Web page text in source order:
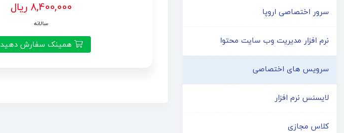
سرور اختصاصی اروپا
نرم افزار مدیریت وب سایت محتوا
سرویس های اختصاصی
لایسنس نرم افزار
کلاس مجازی
8,400,000 ریال
سالانه
همینک سفارش دهید